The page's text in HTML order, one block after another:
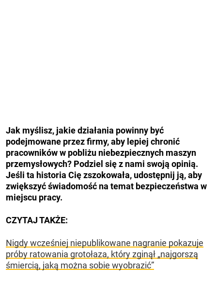
Jak myślisz, jakie działania powinny być
podejmowane przez firmy, aby lepiej chronić
pracowników w pobliżu niebezpiecznych maszyn
przemysłowych? Podziel się z nami swoją opinią.
Jeśli ta historia Cię zszokowała, udostępnij ją, aby
zwiększyć świadomość na temat bezpieczeństwa w
miejscu pracy.
CZYTAJ TAKŻE:
Nigdy wcześniej niepublikowane nagranie pokazuje
próby ratowania grotołaza, który zginął „najgorszą
śmiercią, jaką można sobie wyobrazić”